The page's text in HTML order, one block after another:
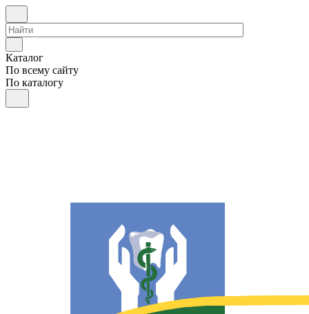
Каталог
По всему сайту
По каталогу